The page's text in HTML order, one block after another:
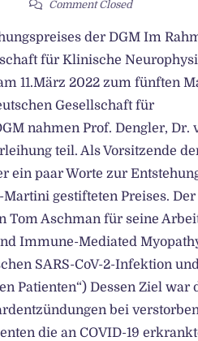
Comment Closed
der DGM Im
für Klinische
11.März 2022 zum fünften
Gesellschaft für
nahmen Prof. Dengler, Dr.
teil. Als Vorsitzende
ein paar Worte zur
gestifteten Preises. Der
Tom Aschman für seine
Immune-Mediated
SARS-CoV-2-Infektion
Patienten“) Dessen Ziel war
bei
die an COVID-19